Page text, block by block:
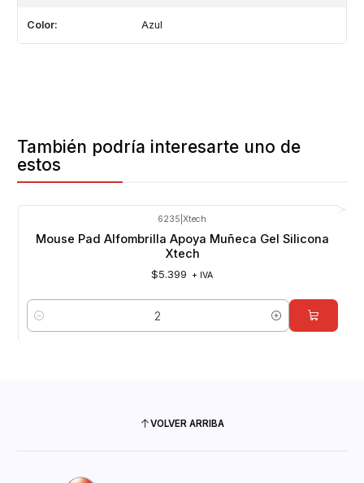
Color: Azul
También podría interesarte uno de
estos
6235 Xtech
Mouse Pad Alfombrilla Apoya Muñeca Gel Silicona
Xtech
$5.399 + IVA
Cantidad
VOLVER ARRIBA